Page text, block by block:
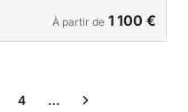
À partir de 1 100 €
4 …